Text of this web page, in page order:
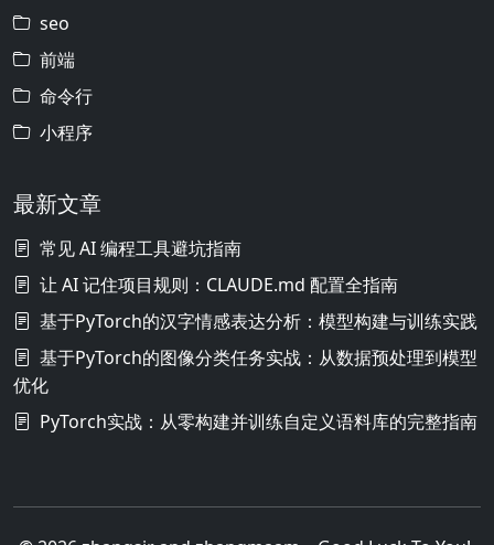
seo
前端
命令行
小程序
最新文章
常见 AI 编程工具避坑指南
让 AI 记住项目规则：CLAUDE.md 配置全指南
基于PyTorch的汉字情感表达分析：模型构建与训练实践
基于PyTorch的图像分类任务实战：从数据预处理到模型
优化
PyTorch实战：从零构建并训练自定义语料库的完整指南